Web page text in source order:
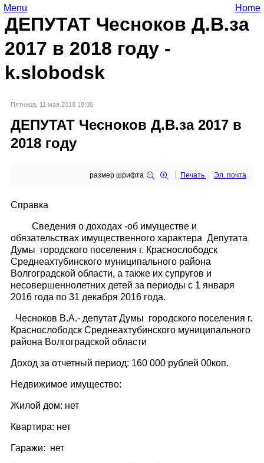
ДЕПУТАТ Чесноков Д.В.за
2017 в 2018 году -
k.slobodsk
Menu Home
Пятница, 11 мая 2018 18:06
ДЕПУТАТ Чесноков Д.В.за 2017 в
2018 году
размер шрифта Печать Эл. почта
Справка
Сведения о доходах -об имуществе и
обязательствах имущественного характера Депутата
Думы городского поселения г. Краснослободск
Среднеахтубинского муниципального района
Волгоградской области, а также их супругов и
несовершеннолетних детей за периоды с 1 января
2016 года по 31 декабря 2016 года.
Чесноков В.А.- депутат Думы городского поселения г.
Краснослободск Среднеахтубинского муниципального
района Волгоградской области
Доход за отчетный период: 160 000 рублей 00коп.
Недвижимое имущество:
Жилой дом: нет
Квартира: нет
Гаражи: нет